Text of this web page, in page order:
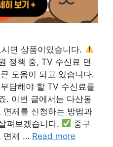
면 상품이있습니다.
정책 중, TV 수신료 면
도움이 되고 있습니다.
담해야 할 TV 수신료를
. 이번 글에서는 다산동
제를 신청하는 방법과
펴보겠습니다.
중구
면제 … Read more